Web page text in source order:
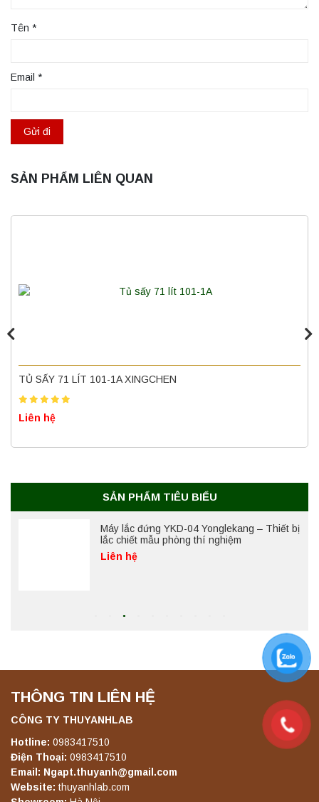
Tên *
Email *
SẢN PHẨM LIÊN QUAN
TỦ SẤY 71 LÍT 101-1A XINGCHEN
Liên hệ
SẢN PHẨM TIÊU BIỂU
Yonglekang – Máy ly tâm phòng thí nghiệm
Máy ly tâm tốc độ cao để bàn YTG18G
Liên hệ
Máy lắc đứng YKD-04 Yonglekang – Thiết bị
lắc chiết mẫu phòng thí nghiệm
Liên hệ
Máy lắc đứng YKD-08 Yonglekang – Thiết bị
lắc chiết mẫu phòng thí nghiệm
Liên hệ
Máy lắc đứng YKD-10 Yonglekang – Thiết bị
lắc chiết mẫu phòng thí nghiệm
THÔNG TIN LIÊN HỆ
CÔNG TY THUYANHLAB
Hotline: 0983417510
Điện Thoại: 0983417510
Email: Ngapt.thuyanh@gmail.com
Website: thuyanhlab.com